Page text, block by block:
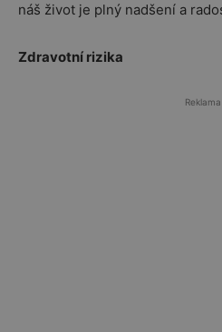
náš život je plný nadšení a
Zdravotní rizika
Reklama